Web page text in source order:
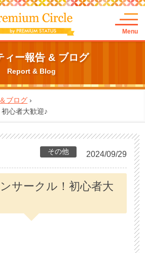
Menu
ィー報告 & ブログ
Report & Blog
ブログ ›
心者大歓迎♪
その他 2024/09/29
サークル！初心者大